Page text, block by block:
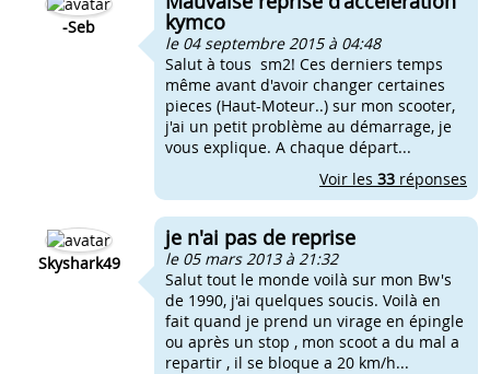
-Seb kymco
le 04 septembre 2015 à 04:48
Salut à tous sm2! Ces derniers temps
même avant d'avoir changer certaines
pieces (Haut-Moteur..) sur mon scooter,
j'ai un petit problème au démarrage, je
vous explique. A chaque départ...
Voir les 33 réponses
Skyshark49
je n'ai pas de reprise
le 05 mars 2013 à 21:32
Salut tout le monde voilà sur mon Bw's
de 1990, j'ai quelques soucis. Voilà en
fait quand je prend un virage en épingle
ou après un stop , mon scoot a du mal a
repartir , il se bloque a 20 km/h...